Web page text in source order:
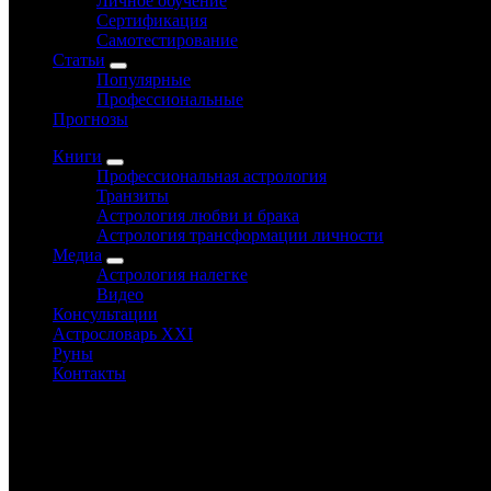
Сертификация
Самотестирование
Статьи
Популярные
Профессиональные
Прогнозы
Книги
Профессиональная астрология
Транзиты
Астрология любви и брака
Астрология трансформации личности
Медиа
Астрология налегке
Видео
Консультации
Астрословарь XXI
Руны
Контакты